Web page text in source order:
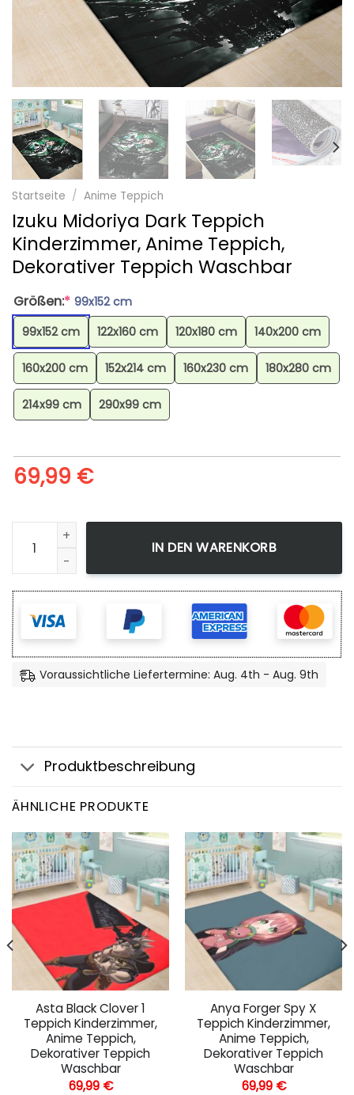
Startseite / Anime Teppich
Izuku Midoriya Dark Teppich
Kinderzimmer, Anime Teppich,
Dekorativer Teppich Waschbar
Größen:* 99x152 cm
99x152 cm
122x160 cm 120x180 cm 140x200 cm
160x200 cm 152x214 cm 160x230 cm 180x280 cm
214x99 cm 290x99 cm
69,99 €
Izuku Midoriya Dark Teppich Kinderzimmer, Anime
IN DEN WARENKORB
Voraussichtliche Liefertermine: Aug. 4th - Aug. 9th
Produktbeschreibung
ÄHNLICHE PRODUKTE
Asta Black Clover 1
Teppich Kinderzimmer,
Anime Teppich,
Dekorativer Teppich
Waschbar
69,99 €
Anya Forger Spy X
Teppich Kinderzimmer,
Anime Teppich,
Dekorativer Teppich
Waschbar
69,99 €